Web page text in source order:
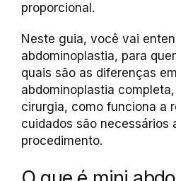
proporcional.
Neste guia, você vai
abdominoplastia, para
quais são as diferenças
abdominoplastia
cirurgia, como funciona a
cuidados são necessários
procedimento.